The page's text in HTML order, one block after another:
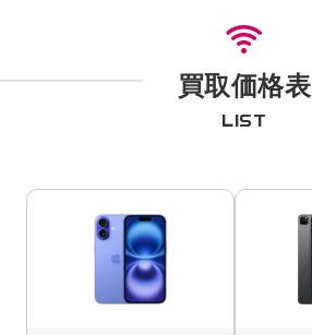
買取価格表
LIST